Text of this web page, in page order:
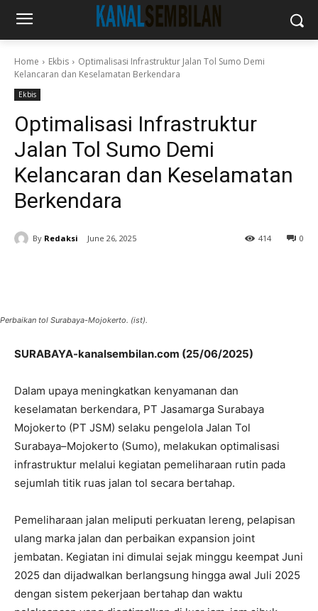
Home Ekbis
Optimalisasi Infrastruktur Jalan Tol Sumo Demi
Kelancaran dan Keselamatan Berkendara
Ekbis
Optimalisasi Infrastruktur
Jalan Tol Sumo Demi
Kelancaran dan Keselamatan
Berkendara
By Redaksi June 26, 2025 0
414
Perbaikan tol Surabaya-Mojokerto. (ist).
SURABAYA-kanalsembilan.com (25/06/2025)
Dalam upaya meningkatkan kenyamanan dan
keselamatan berkendara, PT Jasamarga Surabaya
Mojokerto (PT JSM) selaku pengelola Jalan Tol
Surabaya–Mojokerto (Sumo), melakukan optimalisasi
infrastruktur melalui kegiatan pemeliharaan rutin pada
sejumlah titik ruas jalan tol secara bertahap.
Pemeliharaan jalan meliputi perkuatan lereng, pelapisan
ulang marka jalan dan perbaikan expansion joint
jembatan. Kegiatan ini dimulai sejak minggu keempat Juni
2025 dan dijadwalkan berlangsung hingga awal Juli 2025
dengan sistem pekerjaan bertahap dan waktu